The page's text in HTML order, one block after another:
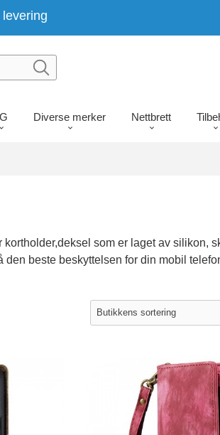
levering
Diverse merker Nettbrett
som er laget av silikon,
beste beskyttelsen for din mobil